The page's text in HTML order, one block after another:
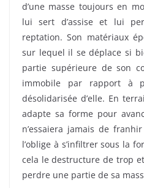
d’une masse toujours en
lui sert d’assise et lui
reptation. Son matériaux
sur lequel il se déplace si
partie supérieure de son
immobile par rapport à
désolidarisée d’elle. En
adapte sa forme pour
n’essaiera jamais de
l’oblige à s’infiltrer sous la
cela le destructure de trop
perdre une partie de sa